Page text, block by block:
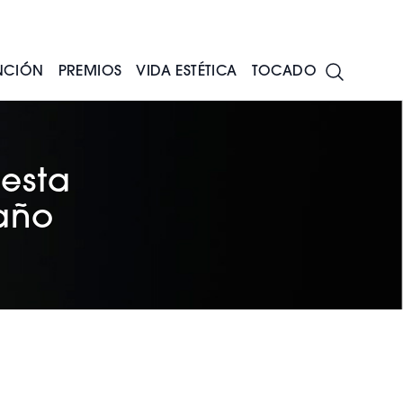
PREMIOS VIDA ESTÉTICA TOCADO